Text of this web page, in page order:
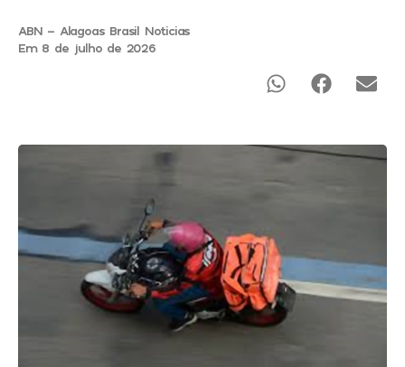
ABN - Alagoas Brasil Noticias
Em 8 de julho de 2026